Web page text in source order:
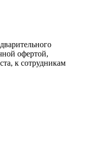
офертой,
к сотрудникам